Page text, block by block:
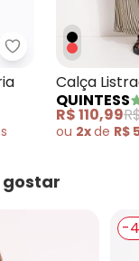
Quintess - Calça
Calça
Viscose
QUINTESS
R$ 110,99
ou 2xde R$
-